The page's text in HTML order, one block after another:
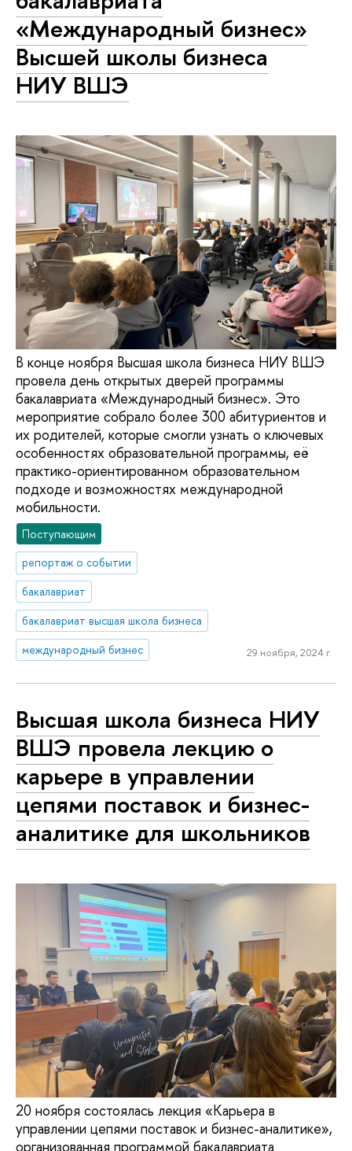
«Международный бизнес»
Высшей школы бизнеса
НИУ ВШЭ
В конце ноября Высшая школа бизнеса НИУ ВШЭ
провела день открытых дверей программы
бакалавриата «Международный бизнес». Это
мероприятие собрало более 300 абитуриентов и
их родителей, которые смогли узнать о ключевых
особенностях образовательной программы, её
практико-ориентированном образовательном
подходе и возможностях международной
мобильности.
Поступающим
репортаж о событии
бакалавриат
бакалавриат высшая школа бизнеса
международный бизнес
29 ноября, 2024 г.
Высшая школа бизнеса НИУ
ВШЭ провела лекцию о
карьере в управлении
цепями поставок и бизнес-
аналитике для школьников
20 ноября состоялась лекция «Карьера в
управлении цепями поставок и бизнес-аналитике»,
организованная программой бакалавриата